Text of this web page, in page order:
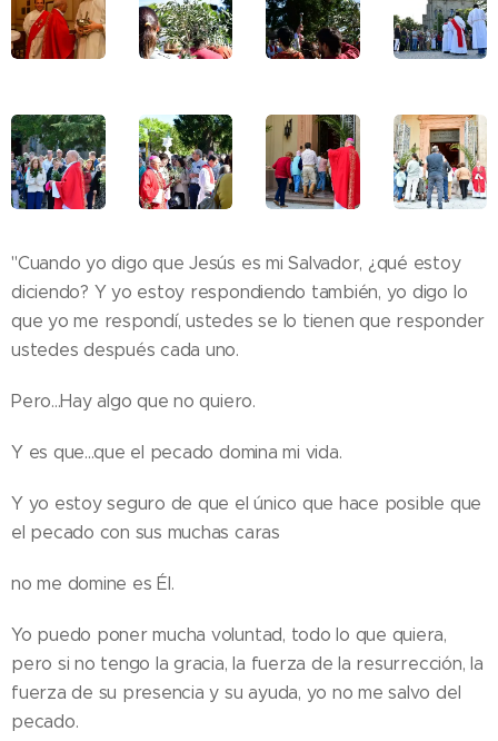
"Cuando yo digo que Jesús es mi Salvador, ¿qué estoy
diciendo? Y yo estoy respondiendo también, yo digo lo
que yo me respondí, ustedes se lo tienen que responder
ustedes después cada uno.
Pero...Hay algo que no quiero.
Y es que...que el pecado domina mi vida.
Y yo estoy seguro de que el único que hace posible que
el pecado con sus muchas caras
no me domine es Él.
Yo puedo poner mucha voluntad, todo lo que quiera,
pero si no tengo la gracia, la fuerza de la resurrección, la
fuerza de su presencia y su ayuda, yo no me salvo del
pecado.